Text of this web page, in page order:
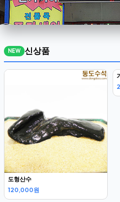
NEW 신상품
도형산수
120,000원